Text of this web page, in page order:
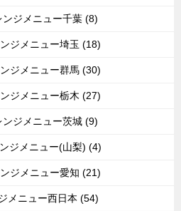
ンジメニュー千葉 (8)
ジメニュー埼玉 (18)
ジメニュー群馬 (30)
ジメニュー栃木 (27)
ンジメニュー茨城 (9)
ジメニュー(山梨) (4)
ジメニュー愛知 (21)
メニュー西日本 (54)